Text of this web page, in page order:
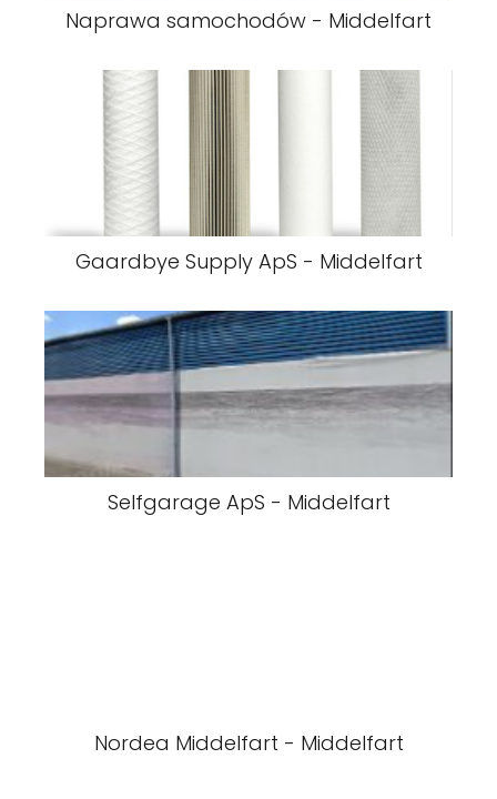
Naprawa samochodów - Middelfart
Gaardbye Supply ApS - Middelfart
Selfgarage ApS - Middelfart
Nordea Middelfart - Middelfart